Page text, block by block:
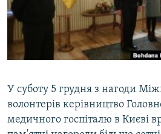
ВІДЕОУРОКИ «ELIFBE»
СВІДЧЕННЯ ОКУПАЦІЇ
УКРАЇНСЬКА ПРОБЛЕМА КРИМУ
Русский
Qırımtatar
У суботу 5 грудня з нагоди
волонтерів керівництво
медичного госпіталю в Києві